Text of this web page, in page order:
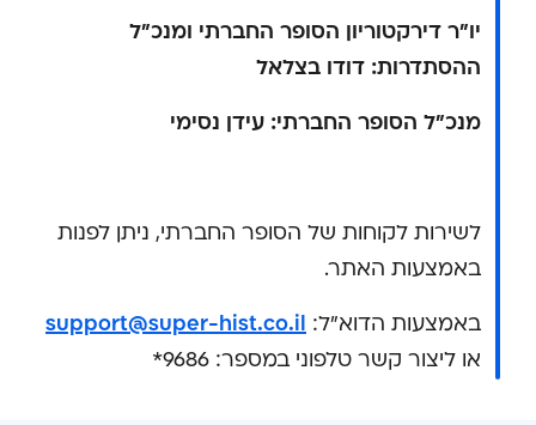
יו"ר דירקטוריון הסופר החברתי ומנכ"ל
ההסתדרות: דודו בצלאל
מנכ"ל הסופר החברתי: עידן נסימי
לשירות לקוחות של הסופר החברתי, ניתן לפנות
באמצעות האתר.
באמצעות הדוא"ל:
support@super-hist.co.il
או ליצור קשר טלפוני במספר: 9686*